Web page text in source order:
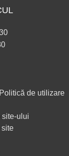
Politică de utilizare
site-ului
site